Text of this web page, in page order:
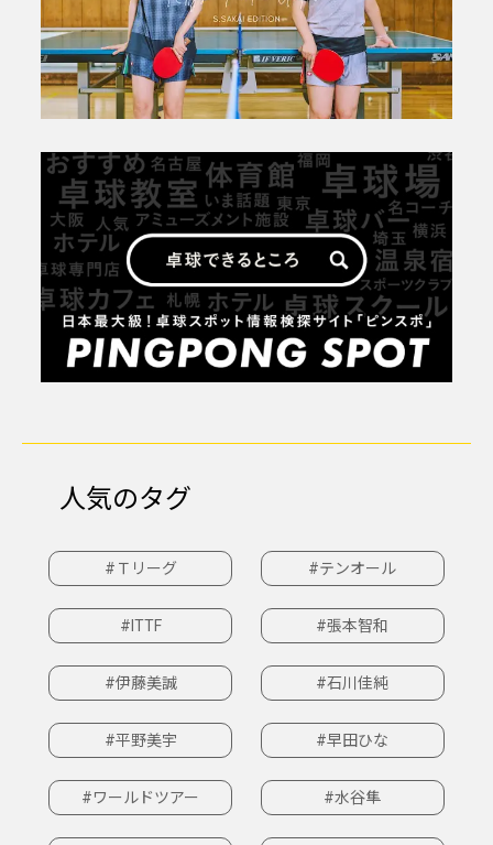
人気のタグ
#Ｔリーグ #テンオール
#ITTF #張本智和
#伊藤美誠 #石川佳純
#平野美宇 #早田ひな
#ワールドツアー #水谷隼